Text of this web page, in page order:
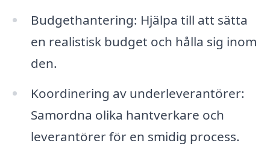
Budgethantering: Hjälpa till att sätta
en realistisk budget och hålla sig inom
den.
Koordinering av underleverantörer:
Samordna olika hantverkare och
leverantörer för en smidig process.